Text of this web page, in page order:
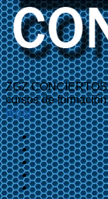
ZGZ
cursos de
legal